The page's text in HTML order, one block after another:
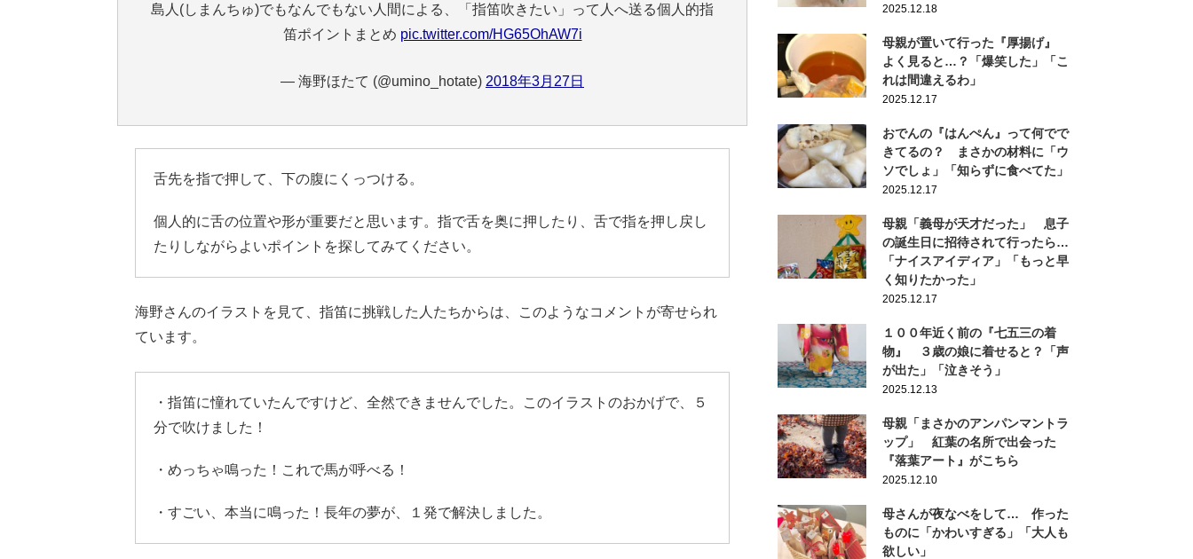
島人(しまんちゅ)でもなんでもない人間による、「指笛吹きたい」って人へ送る個人的指
笛ポイントまとめ pic.twitter.com/HG65OhAW7i
— 海野ほたて (@umino_hotate) 2018年3月27日
舌先を指で押して、下の腹にくっつける。
個人的に舌の位置や形が重要だと思います。指で舌を奥に押したり、舌で指を押し戻し
たりしながらよいポイントを探してみてください。
海野さんのイラストを見て、指笛に挑戦した人たちからは、このようなコメントが寄せられ
ています。
・指笛に憧れていたんですけど、全然できませんでした。このイラストのおかげで、５
分で吹けました！
・めっちゃ鳴った！これで馬が呼べる！
・すごい、本当に鳴った！長年の夢が、１発で解決しました。
2025.12.18
母親が置いて行った『厚揚げ』
よく見ると…？「爆笑した」「こ
れは間違えるわ」
2025.12.17
おでんの『はんぺん』って何でで
きてるの？ まさかの材料に「ウ
ソでしょ」「知らずに食べてた」
2025.12.17
母親「義母が天才だった」 息子
の誕生日に招待されて行ったら…
「ナイスアイディア」「もっと早
く知りたかった」
2025.12.17
１００年近く前の『七五三の着
物』 ３歳の娘に着せると？「声
が出た」「泣きそう」
2025.12.13
母親「まさかのアンパンマントラ
ップ」 紅葉の名所で出会った
『落葉アート』がこちら
2025.12.10
母さんが夜なべをして… 作った
ものに「かわいすぎる」「大人も
欲しい」